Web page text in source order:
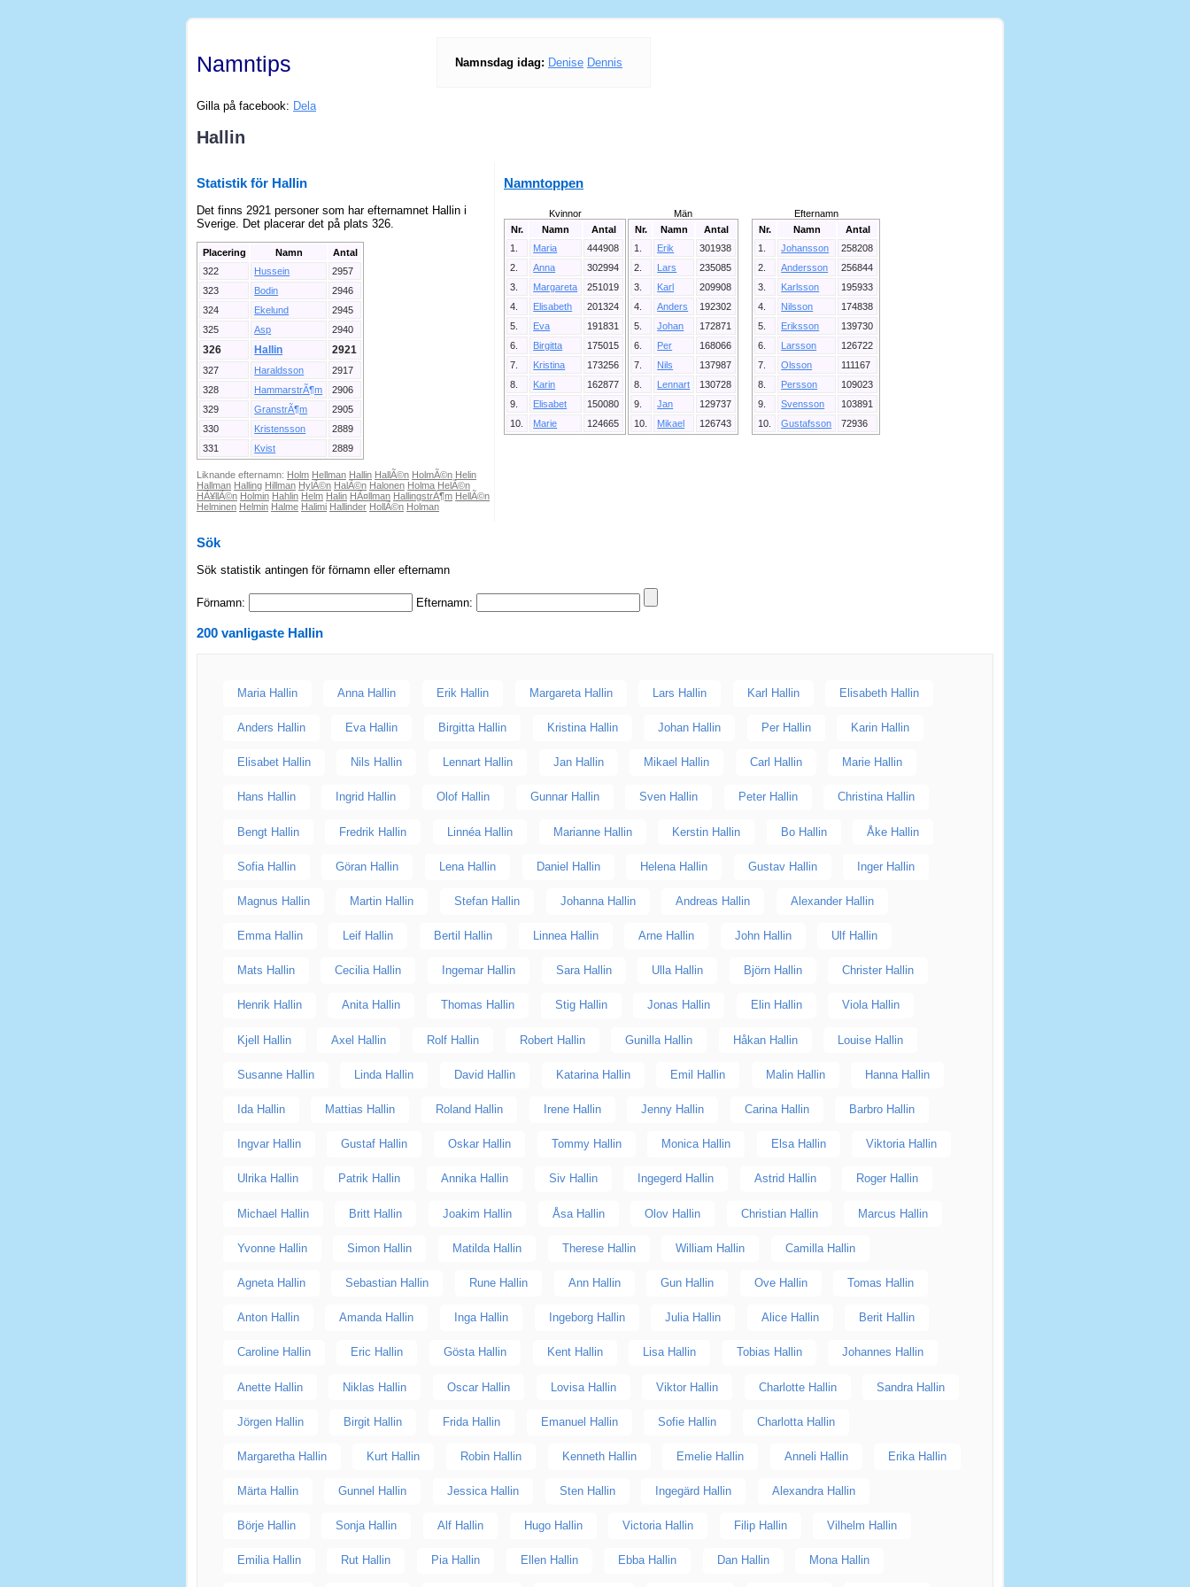
Namntips
Gilla på facebook: Dela
Namnsdag idag: Denise Dennis
Hallin
Statistik för Hallin
Det finns 2921 personer som har efternamnet Hallin i
Sverige. Det placerar det på plats 326.
Placering Namn
Antal
322
Hussein
2957
323
Bodin
2946
324
Ekelund
2945
325
Asp 2940
326 Hallin 2921
327 Haraldsson
2917
328
HammarstrÃ¶m
2906
329
GranstrÃ¶m
2905
330
Kristensson
2889
331
Kvist 2889
Liknande efternamn: Holm Hellman Hallin HallÃ©n HolmÃ©n Helin
Hallman Halling Hillman HylÃ©n HalÃ©n Halonen Holma HelÃ©n
HÃ¥llÃ©n Holmin Hahlin Helm Halin HÃ¤llman HallingstrÃ¶m HellÃ©n
Helminen Helmin Halme Halimi Hallinder HollÃ©n Holman
Namntoppen
Kvinnor
Nr.
Namn
Antal
1.
Maria
444908
2.
Anna
302994
3.
Margareta
251019
4.
Elisabeth
201324
5.
Eva
191831
6.
Birgitta
175015
7.
Kristina
173256
8.
Karin
162877
9.
Elisabet
150080
10.
Marie 124665
Män
Nr.
Namn
Antal
1.
Erik
301938
2.
Lars
235085
3.
Karl
209908
4.
Anders
192302
5.
Johan
172871
6.
Per
168066
7.
Nils
137987
8.
Lennart
130728
9.
Jan
129737
10.
Mikael 126743
Efternamn
Nr.
Namn
Antal
1.
Johansson
258208
2.
Andersson
256844
3.
Karlsson
195933
4.
Nilsson
174838
5.
Eriksson
139730
6.
Larsson
126722
7.
Olsson
111167
8.
Persson
109023
9.
Svensson
103891
10.
Gustafsson 72936
Sök
Sök statistik antingen för förnamn eller efternamn
Förnamn: Efternamn:
200 vanligaste Hallin
Maria Hallin Anna Hallin Erik Hallin Margareta Hallin Lars Hallin Karl Hallin Elisabeth Hallin
Anders Hallin Eva Hallin Birgitta Hallin Kristina Hallin Johan Hallin Per Hallin Karin Hallin
Elisabet Hallin Nils Hallin Lennart Hallin Jan Hallin Mikael Hallin Carl Hallin Marie Hallin
Hans Hallin Ingrid Hallin Olof Hallin Gunnar Hallin Sven Hallin Peter Hallin Christina Hallin
Bengt Hallin Fredrik Hallin Linnéa Hallin Marianne Hallin Kerstin Hallin Bo Hallin Åke Hallin
Sofia Hallin Göran Hallin Lena Hallin Daniel Hallin Helena Hallin Gustav Hallin Inger Hallin
Magnus Hallin Martin Hallin Stefan Hallin Johanna Hallin Andreas Hallin Alexander Hallin
Emma Hallin Leif Hallin Bertil Hallin Linnea Hallin Arne Hallin John Hallin Ulf Hallin
Mats Hallin Cecilia Hallin Ingemar Hallin Sara Hallin Ulla Hallin Björn Hallin Christer Hallin
Henrik Hallin Anita Hallin Thomas Hallin Stig Hallin Jonas Hallin Elin Hallin Viola Hallin
Kjell Hallin Axel Hallin Rolf Hallin Robert Hallin Gunilla Hallin Håkan Hallin Louise Hallin
Susanne Hallin Linda Hallin David Hallin Katarina Hallin Emil Hallin Malin Hallin Hanna Hallin
Ida Hallin Mattias Hallin Roland Hallin Irene Hallin Jenny Hallin Carina Hallin Barbro Hallin
Ingvar Hallin Gustaf Hallin Oskar Hallin Tommy Hallin Monica Hallin Elsa Hallin Viktoria Hallin
Ulrika Hallin Patrik Hallin Annika Hallin Siv Hallin Ingegerd Hallin Astrid Hallin Roger Hallin
Michael Hallin Britt Hallin Joakim Hallin Åsa Hallin Olov Hallin Christian Hallin Marcus Hallin
Yvonne Hallin Simon Hallin Matilda Hallin Therese Hallin William Hallin Camilla Hallin
Agneta Hallin Sebastian Hallin Rune Hallin Ann Hallin Gun Hallin Ove Hallin Tomas Hallin
Anton Hallin Amanda Hallin Inga Hallin Ingeborg Hallin Julia Hallin Alice Hallin Berit Hallin
Caroline Hallin Eric Hallin Gösta Hallin Kent Hallin Lisa Hallin Tobias Hallin Johannes Hallin
Anette Hallin Niklas Hallin Oscar Hallin Lovisa Hallin Viktor Hallin Charlotte Hallin Sandra Hallin
Jörgen Hallin Birgit Hallin Frida Hallin Emanuel Hallin Sofie Hallin Charlotta Hallin
Margaretha Hallin Kurt Hallin Robin Hallin Kenneth Hallin Emelie Hallin Anneli Hallin Erika Hallin
Märta Hallin Gunnel Hallin Jessica Hallin Sten Hallin Ingegärd Hallin Alexandra Hallin
Börje Hallin Sonja Hallin Alf Hallin Hugo Hallin Victoria Hallin Filip Hallin Vilhelm Hallin
Emilia Hallin Rut Hallin Pia Hallin Ellen Hallin Ebba Hallin Dan Hallin Mona Hallin